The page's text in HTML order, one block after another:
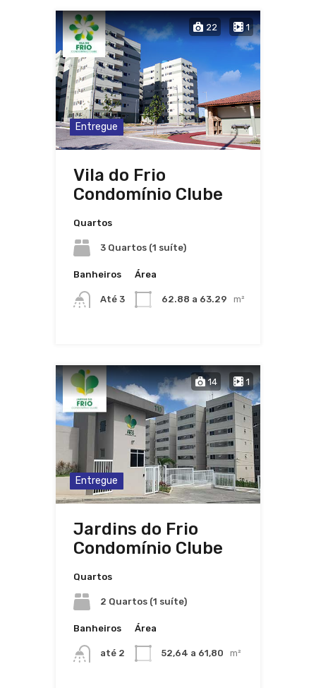
22 1
Entregue
Vila do Frio
Condomínio Clube
Quartos
3 Quartos (1 suíte)
Banheiros
Até 3
Área
62.88 a 63.29 m²
14 1
Entregue
Jardins do Frio
Condomínio Clube
Quartos
2 Quartos (1 suíte)
Banheiros
até 2
Área
52,64 a 61,80 m²